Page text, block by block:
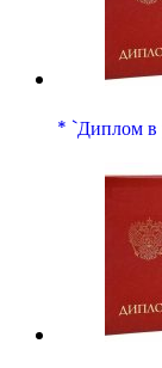
* `Диплом в